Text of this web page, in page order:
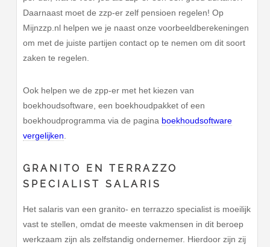
Daarnaast moet de zzp-er zelf pensioen regelen! Op
Mijnzzp.nl helpen we je naast onze voorbeeldberekeningen
om met de juiste partijen contact op te nemen om dit soort
zaken te regelen.
Ook helpen we de zpp-er met het kiezen van
boekhoudsoftware, een boekhoudpakket of een
boekhoudprogramma via de pagina boekhoudsoftware
vergelijken
GRANITO EN TERRAZZO
SPECIALIST SALARIS
Het salaris van een granito- en terrazzo specialist is moeilijk
vast te stellen, omdat de meeste vakmensen in dit beroep
werkzaam zijn als zelfstandig ondernemer. Hierdoor zijn zij